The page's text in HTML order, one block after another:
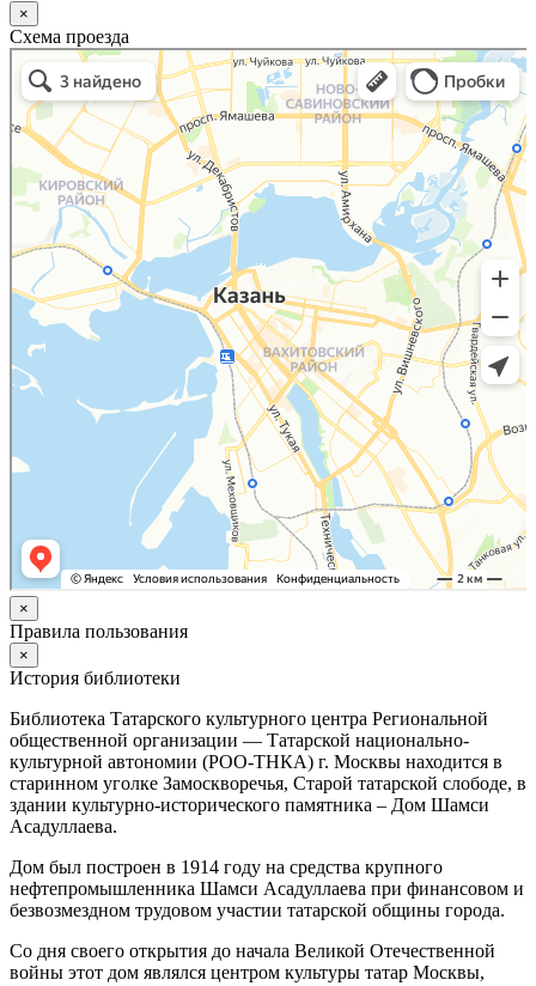
×
Схема проезда
Казань
Малый Татарский переулок, 8 на карте Москвы, ближайшее метро Новокузнецкая —
Яндекс.Карты
×
Правила пользования
×
История библиотеки
Библиотека Татарского культурного центра Региональной
общественной организации — Татарской национально-
культурной автономии (РОО-ТНКА) г. Москвы находится в
старинном уголке Замоскворечья, Старой татарской слободе, в
здании культурно-исторического памятника – Дом Шамси
Асадуллаева.
Дом был построен в 1914 году на средства крупного
нефтепромышленника Шамси Асадуллаева при финансовом и
безвозмездном трудовом участии татарской общины города.
Со дня своего открытия до начала Великой Отечественной
войны этот дом являлся центром культуры татар Москвы,